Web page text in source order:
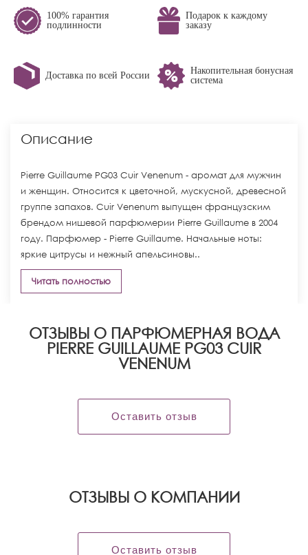
100% гарантия
подлинности
Подарок к каждому
заказу
Доставка по всей России
Накопительная бонусная
система
Описание
Pierre Guillaume PG03 Cuir Venenum - аромат для мужчин
и женщин. Относится к цветочной, мускусной, древесной
группе запахов. Cuir Venenum выпущен французским
брендом нишевой парфюмерии Pierre Guillaume в 2004
году. Парфюмер - Pierre Guillaume. Начальные ноты:
яркие цитрусы и нежный апельсиновы..
Читать полностью
ОТЗЫВЫ О ПАРФЮМЕРНАЯ ВОДА
PIERRE GUILLAUME PG03 CUIR
VENENUM
Оставить отзыв
OТЗЫВЫ О КОМПАНИИ
Оставить отзыв